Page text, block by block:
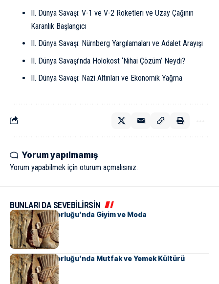
II. Dünya Savaşı: V-1 ve V-2 Roketleri ve Uzay Çağının
Karanlık Başlangıcı
II. Dünya Savaşı: Nürnberg Yargılamaları ve Adalet Arayışı
II. Dünya Savaşı’nda Holokost ‘Nihai Çözüm’ Neydi?
II. Dünya Savaşı: Nazi Altınları ve Ekonomik Yağma
Yorum yapılmamış
Yorum yapabilmek için oturum açmalısınız.
BUNLARI DA SEVEBİLİRSİN
Pers İmparatorluğu’nda Giyim ve Moda
Pers İmparatorluğu’nda Mutfak ve Yemek Kültürü